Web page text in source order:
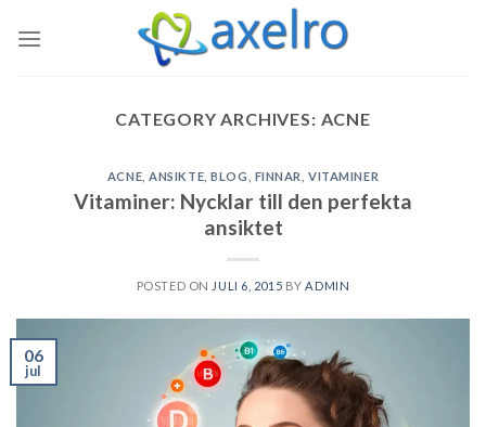
CATEGORY ARCHIVES: ACNE
ACNE ,ANSIKTE ,BLOG FINNAR ,VITAMINER
Vitaminer: Nycklar till den perfekta
ansiktet
POSTED ON JULI 6, 2015 BY ADMIN
06
jul